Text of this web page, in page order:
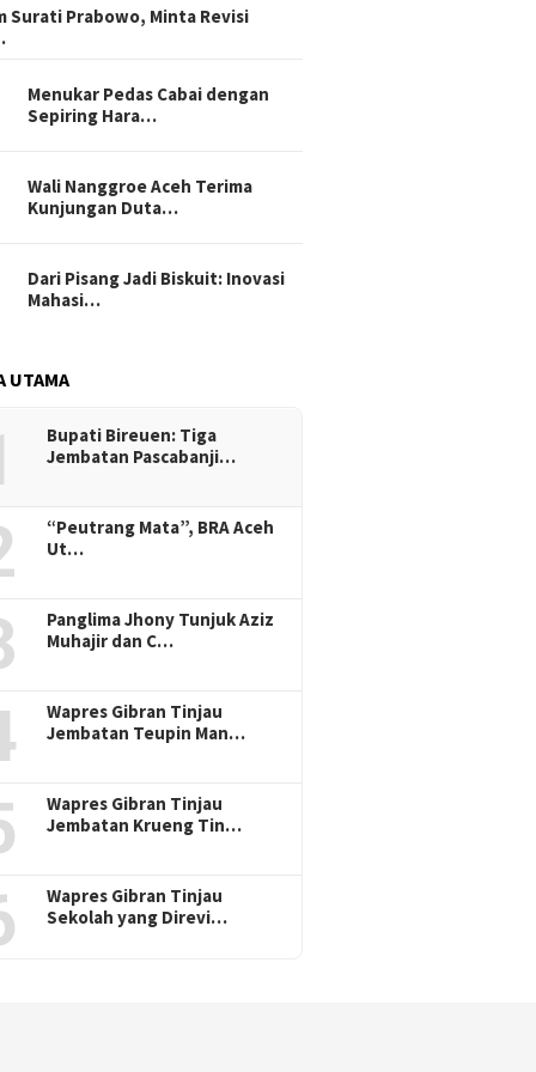
Surati Prabowo, Minta Revisi
Menukar Pedas Cabai dengan
Sepiring Hara…
Wali Nanggroe Aceh Terima
Kunjungan Duta…
Dari Pisang Jadi Biskuit: Inovasi
Mahasi…
UTAMA
Bupati Bireuen: Tiga
Jembatan Pascabanji…
“Peutrang Mata”, BRA Aceh
Ut…
Panglima Jhony Tunjuk Aziz
Muhajir dan C…
Wapres Gibran Tinjau
Jembatan Teupin Man…
Wapres Gibran Tinjau
Jembatan Krueng Tin…
Wapres Gibran Tinjau
Sekolah yang Direvi…